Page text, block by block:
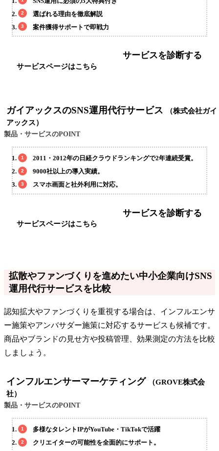
選ばれる理由を徹底解説
案件獲得サポートで即戦力
サービスページはこちら
サービスを診断する
ガイアックスのSNS運用代行サービス
（株式会社ガイ
アックス）
製品・サービスのPOINT
2011・2012年の日経クラウドランキングで2年連続受賞。
9000社以上の導入実績。
スマホ画面と社外利用に対応。
サービスページはこちら
サービスを診断する
拡散やファンづくりを進めたい中小企業向けSNS
運用代行サービスを比較
認知拡大やファンづくりを重視する場合は、インフルエンサ
ー施策やアンバサダー施策に対応するサービスも候補です。
商品やブランドの見せ方や投稿管理、効果測定の方法を比較
しましょう。
インフルエンサーマーケティング
（GROVE株式会
社）
製品・サービスのPOINT
多様なタレントIPがYouTube・TikTokで活躍
クリエイターの可能性を全面的にサポート。